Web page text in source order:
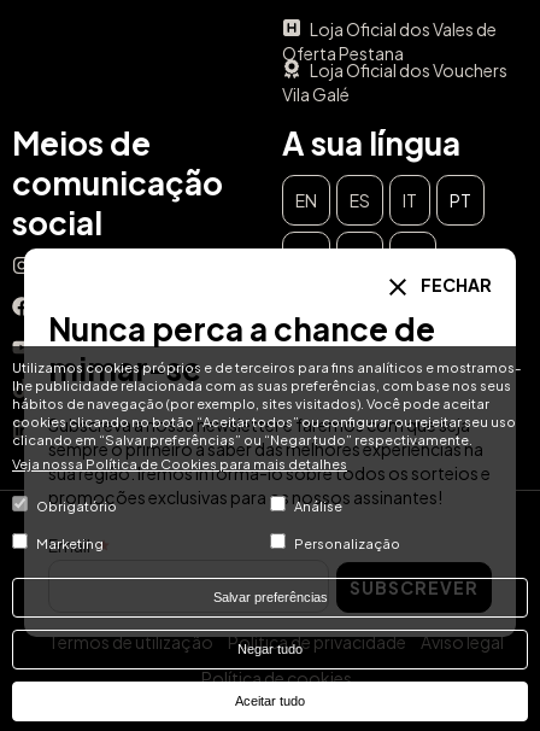
Utilizamos cookies próprios e de terceiros para fins analíticos e mostramos-
lhe publicidade relacionada com as suas preferências, com base nos seus
hábitos de navegação (por exemplo, sites visitados). Você pode aceitar
cookies clicando no botão “Aceitar todos” ou configurar ou rejeitar seu uso
clicando em “Salvar preferências” ou “Negar tudo” respectivamente.
Veja nossa Política de Cookies para mais detalhes
Obrigatório Análise
Marketing Personalização
Salvar preferências
Negar tudo
Aceitar tudo
Loja Oficial dos Vales de
Oferta Pestana
Loja Oficial dos Vouchers
Vila Galé
Meios de
comunicação
social
YouTube
TikTok
LinkedIn
A sua língua
EN ES IT PT
© Hotel Treats 2026
Tel: +34 871 51 00 40 (9:00 - 19:00 CEST)
Termos de utilização Política de privacidade
Aviso legal
Política de cookies
FECHAR
Nunca perca a chance de
mimar-se
Subscreva a nossa newsletter e faremos com que seja
sempre o primeiro a saber das melhores experiências na
sua região. Iremos informá-lo sobre todos os sorteios e
promoções exclusivas para os nossos assinantes!
Email
SUBSCREVER